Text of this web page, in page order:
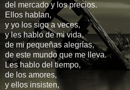
del mercado y los precios.
Ellos hablan,
y yo los sigo a veces,
y les hablo de mi vida,
de mi pequeñas alegrías,
de este mundo que me lleva.
Les hablo del tiempo,
de los amores,
y ellos insisten,